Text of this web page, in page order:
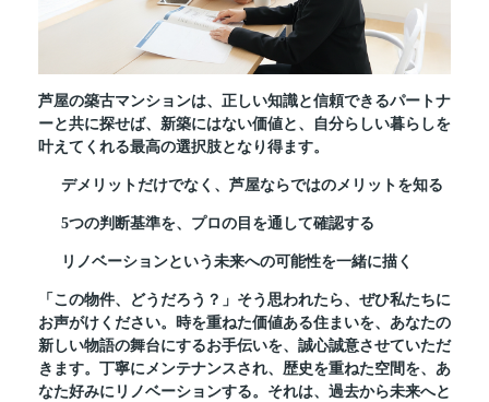
芦屋の築古マンションは、正しい知識と信頼できるパートナ
ーと共に探せば、新築にはない価値と、自分らしい暮らしを
叶えてくれる最高の選択肢となり得ます。
デメリットだけでなく、芦屋ならではのメリットを知る
5つの判断基準を、プロの目を通して確認する
リノベーションという未来への可能性を一緒に描く
「この物件、どうだろう？」そう思われたら、ぜひ私たちに
お声がけください。時を重ねた価値ある住まいを、あなたの
新しい物語の舞台にするお手伝いを、誠心誠意させていただ
きます。丁寧にメンテナンスされ、歴史を重ねた空間を、あ
なた好みにリノベーションする。それは、過去から未来へと